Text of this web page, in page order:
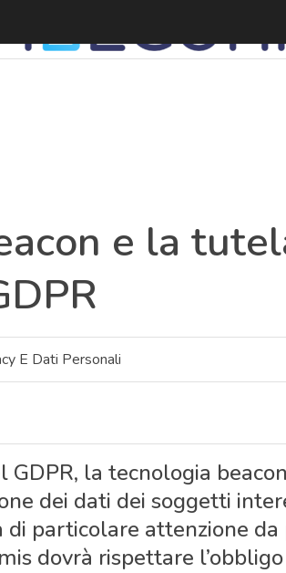
e la
E Dati Personali
GDPR, la tecnologia
dei dati dei soggetti
di particolare attenzione
dovrà rispettare